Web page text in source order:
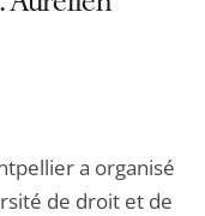
a organisé
de droit et de